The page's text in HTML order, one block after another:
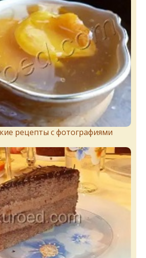
рецепты с фотографиями